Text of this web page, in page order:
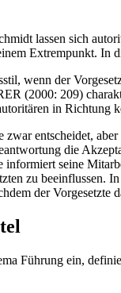
lassen sich
Extrempunkt.
wenn der
(2000: 209)
in Richtung
entscheidet,
die
informiert seine
zu beeinflussen.
der Vorgesetzte
Führung ein,